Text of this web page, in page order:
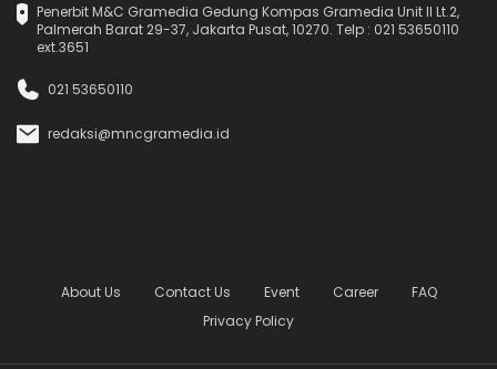
Penerbit M&C Gramedia Gedung Kompas Gramedia Unit II Lt.2,
Palmerah Barat 29-37, Jakarta Pusat, 10270. Telp : 021 53650110
ext.3651
021 53650110
redaksi@mncgramedia.id
About Us Contact Us Event Career
FAQ
Privacy Policy